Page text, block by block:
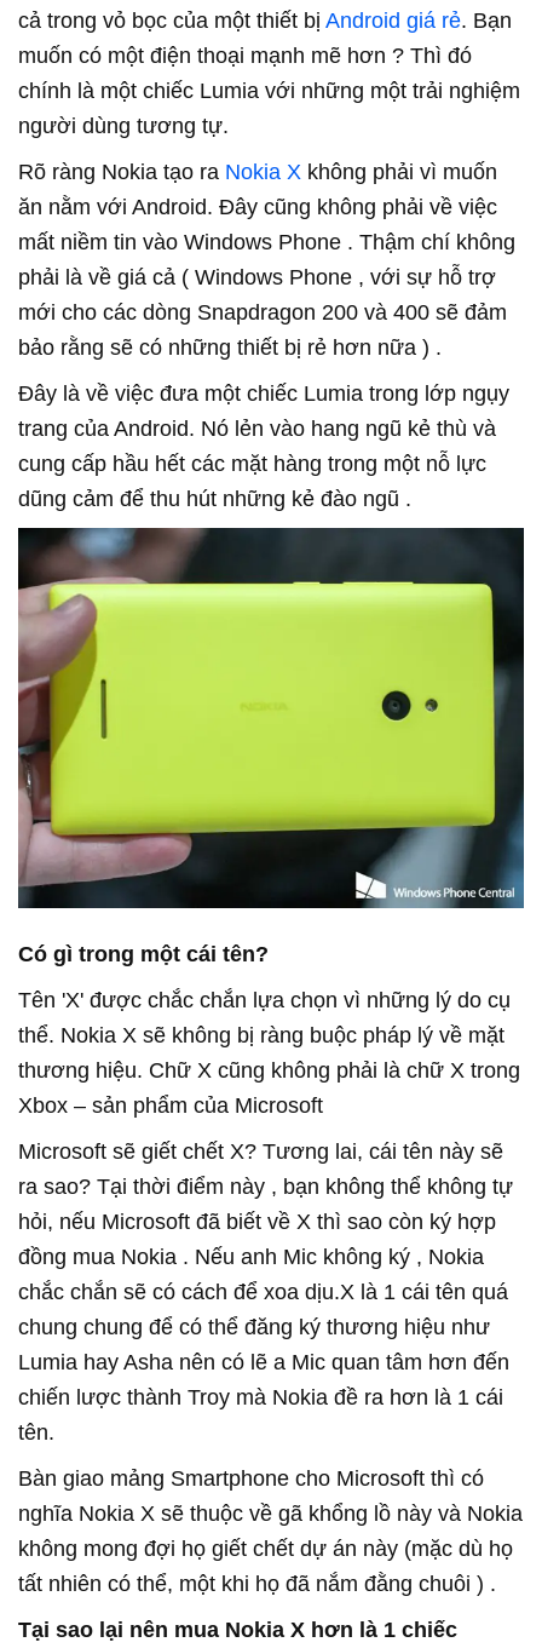
cả trong vỏ bọc của một thiết bị Android giá rẻ. Bạn
muốn có một điện thoại mạnh mẽ hơn ? Thì đó
chính là một chiếc Lumia với những một trải nghiệm
người dùng tương tự.
Rõ ràng Nokia tạo ra Nokia X không phải vì muốn
ăn nằm với Android. Đây cũng không phải về việc
mất niềm tin vào Windows Phone . Thậm chí không
phải là về giá cả ( Windows Phone , với sự hỗ trợ
mới cho các dòng Snapdragon 200 và 400 sẽ đảm
bảo rằng sẽ có những thiết bị rẻ hơn nữa ) .
Đây là về việc đưa một chiếc Lumia trong lớp ngụy
trang của Android. Nó lẻn vào hang ngũ kẻ thù và
cung cấp hầu hết các mặt hàng trong một nỗ lực
dũng cảm để thu hút những kẻ đào ngũ .
Có gì trong một cái tên?
Tên 'X' được chắc chắn lựa chọn vì những lý do cụ
thể. Nokia X sẽ không bị ràng buộc pháp lý về mặt
thương hiệu. Chữ X cũng không phải là chữ X trong
Xbox – sản phẩm của Microsoft
Microsoft sẽ giết chết X? Tương lai, cái tên này sẽ
ra sao? Tại thời điểm này , bạn không thể không tự
hỏi, nếu Microsoft đã biết về X thì sao còn ký hợp
đồng mua Nokia . Nếu anh Mic không ký , Nokia
chắc chắn sẽ có cách để xoa dịu.X là 1 cái tên quá
chung chung để có thể đăng ký thương hiệu như
Lumia hay Asha nên có lẽ a Mic quan tâm hơn đến
chiến lược thành Troy mà Nokia đề ra hơn là 1 cái
tên.
Bàn giao mảng Smartphone cho Microsoft thì có
nghĩa Nokia X sẽ thuộc về gã khổng lồ này và Nokia
không mong đợi họ giết chết dự án này (mặc dù họ
tất nhiên có thể, một khi họ đã nắm đằng chuôi ) .
Tại sao lại nên mua Nokia X hơn là 1 chiếc